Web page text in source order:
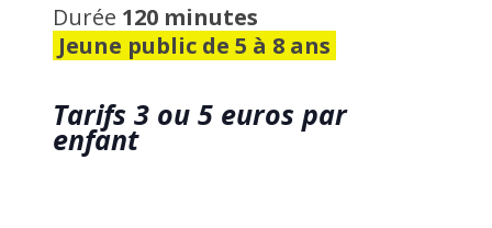
Durée 120 minutes
Jeune public de 5 à 8 ans
Tarifs3 ou 5 euros par
enfant